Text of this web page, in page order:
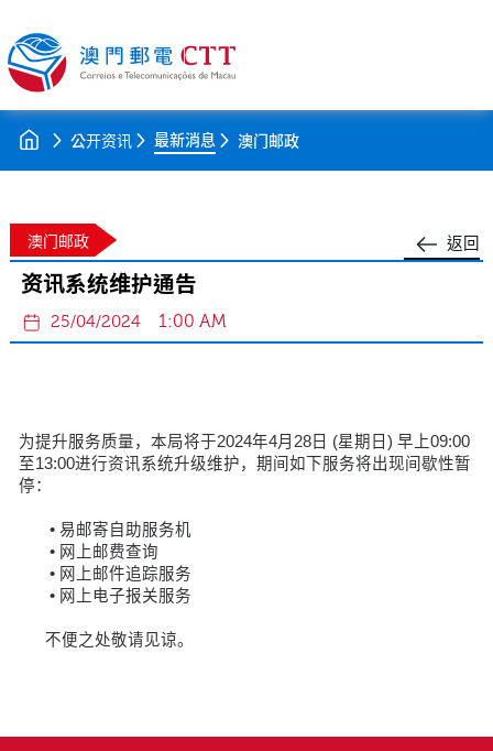
公开资讯 最新消息 澳门邮政
返回
澳门邮政
资讯系统维护通告
25/04/2024 1:00 AM
为提升服务质量，本局将于2024年4月28日 (星期日) 早上09:00
至13:00进行资讯系统升级维护，期间如下服务将出现间歇性暂
停：
• 易邮寄自助服务机
• 网上邮费查询
• 网上邮件追踪服务
• 网上电子报关服务
不便之处敬请见谅。